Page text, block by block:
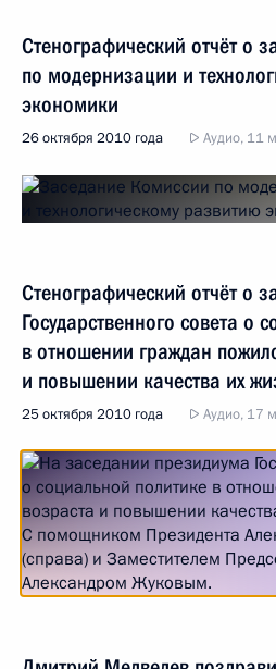
Стенографический отчёт о
по модернизации и
экономики
26 октября 2010 года Аудио, 11
Стенографический отчёт о
Государственного совета о
в отношении граждан
и повышении качества их
25 октября 2010 года Аудио, 17